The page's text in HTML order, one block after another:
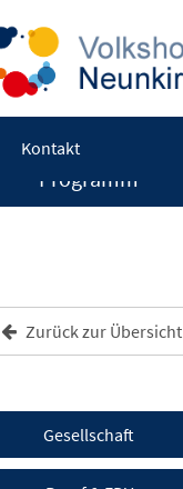
Kontakt
Programm
Zurück zur Übersicht
Gesellschaft